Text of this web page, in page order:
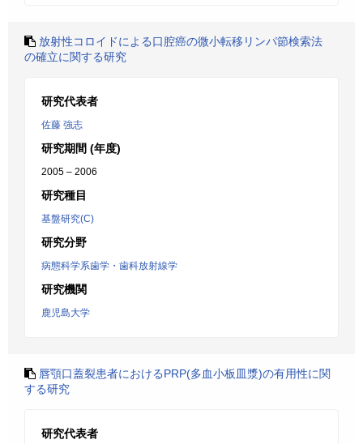
放射性コロイドによる口腔癌の微小転移リンパ節検索法
の確立に関する研究
研究代表者
佐藤 強志
研究期間 (年度)
2005 – 2006
研究種目
基盤研究(C)
研究分野
病態科学系歯学・歯科放射線学
研究機関
鹿児島大学
唇顎口蓋裂患者におけるPRP(多血小板皿漿)の有用性に関
する研究
研究代表者